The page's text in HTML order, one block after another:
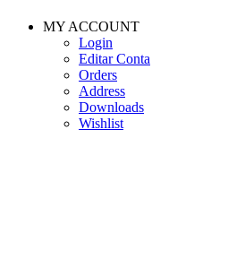
MY ACCOUNT
Login
Editar Conta
Orders
Address
Downloads
Wishlist